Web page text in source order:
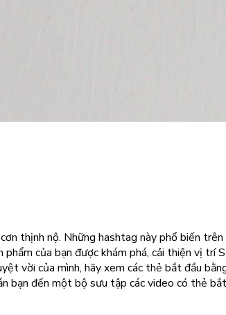
thịnh nộ. Những hashtag này phổ biến
của bạn được khám phá, cải thiện vị trí
vời của mình, hãy xem các thẻ bắt đầu
bạn đến một bộ sưu tập các video có thẻ